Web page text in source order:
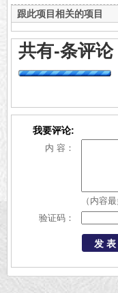
跟此项目相关的项目
共有-条评论
我要评论:
内 容：
（内容
验证码：